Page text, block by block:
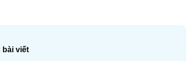
bài viết